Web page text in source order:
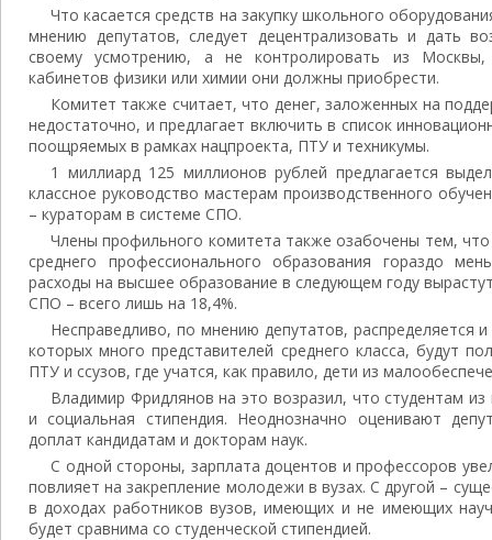
Что касается средств на закупку школьного
мнению депутатов, следует децентрализовать и дать
своему усмотрению, а не контролировать из
кабинетов физики или химии они должны приобрести.
Комитет также считает, что денег, заложенных на
недостаточно, и предлагает включить в список
поощряемых в рамках нацпроекта, ПТУ и техникумы.
1 миллиард 125 миллионов рублей предлагается
классное руководство мастерам производственного
– кураторам в системе СПО.
Члены профильного комитета также озабочены тем, что
среднего профессионального образования гораздо
расходы на высшее образование в следующем году
СПО – всего лишь на 18,4%.
Несправедливо, по мнению депутатов, распределяется
которых много представителей среднего класса, будут
ПТУ и ссузов, где учатся, как правило, дети из
Владимир Фридлянов на это возразил, что студентам
и социальная стипендия. Неоднозначно оценивают
доплат кандидатам и докторам наук.
С одной стороны, зарплата доцентов и профессоров
повлияет на закрепление молодежи в вузах. С другой –
в доходах работников вузов, имеющих и не имеющих
будет сравнима со студенческой стипендией.